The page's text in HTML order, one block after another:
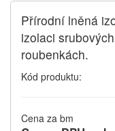
Přírodní lněná
izolaci
roubenkách.
Kód produktu:
Cena za bm